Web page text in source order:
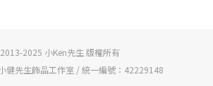
2025 小Ken先生 版權所有
健先生飾品工作室 / 統一編號：42229148